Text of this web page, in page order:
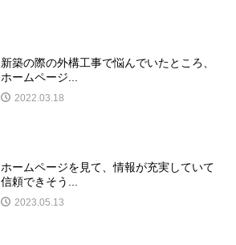
新築の際の外構工事で悩んでいたところ、
ホームページ...
2022.03.18
ホームページを見て、情報が充実していて
信頼できそう...
2023.05.13